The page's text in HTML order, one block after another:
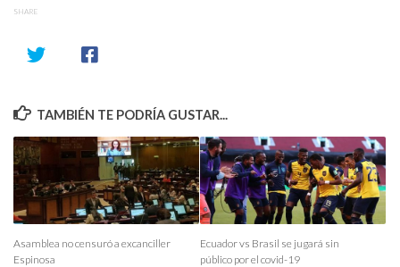
SHARE
TAMBIÉN TE PODRÍA GUSTAR...
Asamblea no censuró a excanciller
Espinosa
Ecuador vs Brasil se jugará sin
público por el covid-19